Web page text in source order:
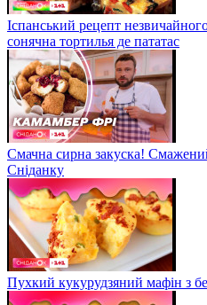
Іспанський рецепт
сонячна тортилья де пататас
Смачна сирна закуска!
Сніданку
Пухкий кукурудзяний мафін з